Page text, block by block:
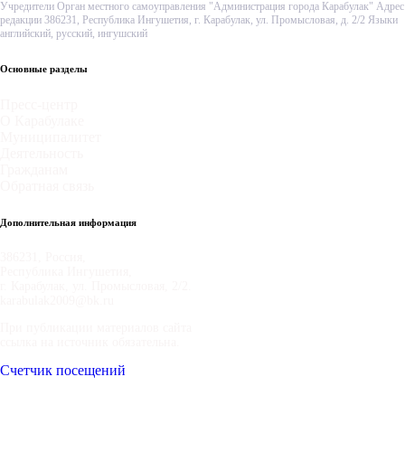
Учредители Орган местного самоуправления "Администрация города Карабулак" Адрес
редакции 386231, Республика Ингушетия, г. Карабулак, ул. Промысловая, д. 2/2 Языки
английский, русский, ингушский
Основные разделы
Дополнительная информация
Счетчик посещений